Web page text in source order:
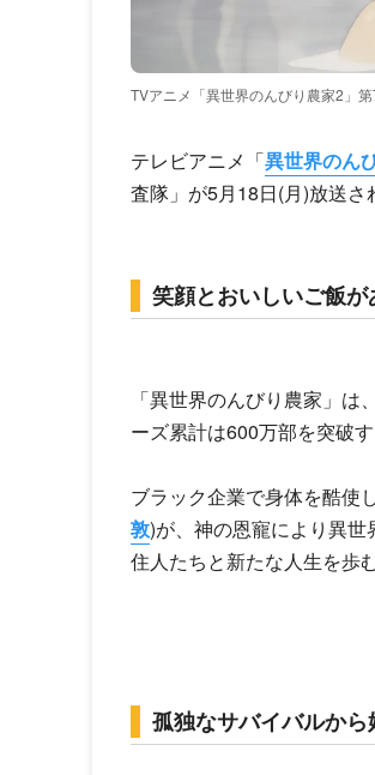
TVアニメ「異世界のんびり農家2」
テレビアニメ「異世界のん
査隊」が5月18日(月)放送さ
笑顔とおいしいご飯
「異世界のんびり農家」は、
ーズ累計は600万部を突破
ブラック企業で身体を酷使
敦)が、神の恩寵により異世
住人たちと新たな人生を歩
孤独なサバイバルか